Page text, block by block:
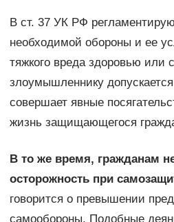
В ст. 37 УК РФ
необходимой обороны и ее
тяжкого вреда здоровью или
злоумышленнику
совершает явные
жизнь защищающегося
В то же время, гражданам
осторожность при
говорится о превышении
самообороны. Подобные